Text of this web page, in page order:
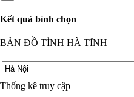
Kết quả bình chọn
BẢN ĐỒ TỈNH HÀ TĨNH
Thống kê truy cập